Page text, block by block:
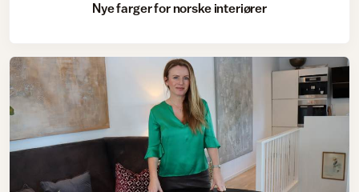
Nye farger for norske interiører